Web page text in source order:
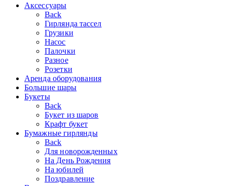
Аксессуары
Back
Гирлянда тассел
Грузики
Насос
Палочки
Разное
Розетки
Аренда оборудования
Большие шары
Букеты
Back
Букет из шаров
Крафт букет
Бумажные гирлянды
Back
Для новорожденных
На День Рождения
На юбилей
Поздравление